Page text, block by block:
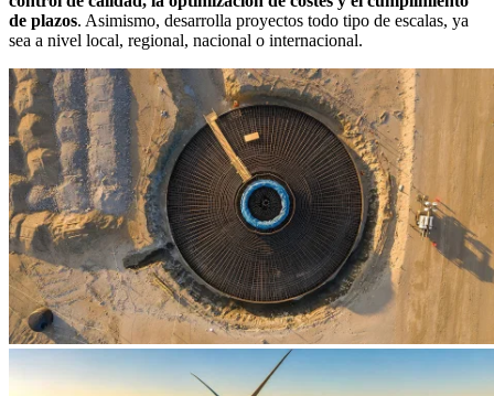
de plazos. Asimismo, desarrolla proyectos todo tipo de escalas, ya
sea a nivel local, regional, nacional o internacional.